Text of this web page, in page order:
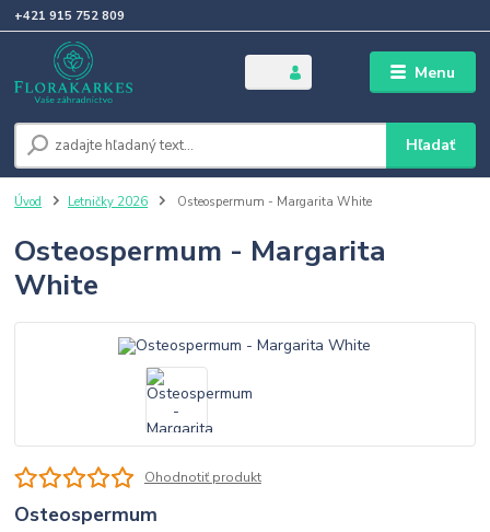
Menu
Hľadať
+421 915 752 809
Úvod Letničky 2026 Osteospermum - Margarita White
Osteospermum - Margarita
White
Ohodnotiť produkt
Osteospermum